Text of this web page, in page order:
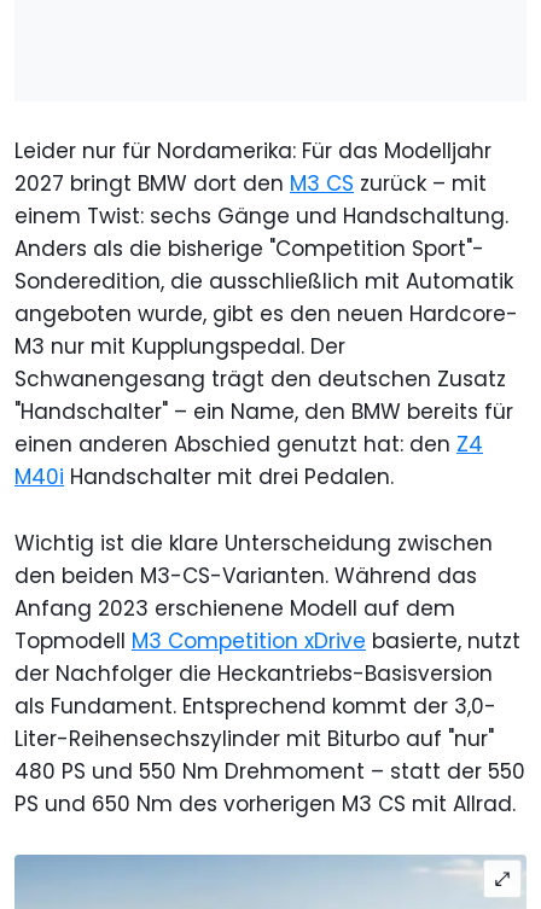
Leider nur für Nordamerika: Für das Modelljahr
2027 bringt BMW dort den M3 CS zurück – mit
einem Twist: sechs Gänge und Handschaltung.
Anders als die bisherige "Competition Sport"-
Sonderedition, die ausschließlich mit Automatik
angeboten wurde, gibt es den neuen Hardcore-
M3 nur mit Kupplungspedal. Der
Schwanengesang trägt den deutschen Zusatz
"Handschalter" – ein Name, den BMW bereits für
einen anderen Abschied genutzt hat: den Z4
M40i Handschalter mit drei Pedalen.
Wichtig ist die klare Unterscheidung zwischen
den beiden M3-CS-Varianten. Während das
Anfang 2023 erschienene Modell auf dem
Topmodell M3 Competition xDrive basierte, nutzt
der Nachfolger die Heckantriebs-Basisversion
als Fundament. Entsprechend kommt der 3,0-
Liter-Reihensechszylinder mit Biturbo auf "nur"
480 PS und 550 Nm Drehmoment – statt der 550
PS und 650 Nm des vorherigen M3 CS mit Allrad.